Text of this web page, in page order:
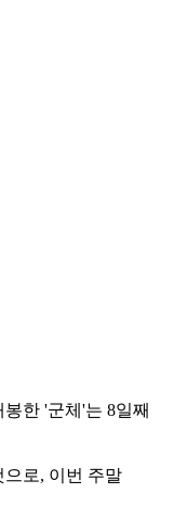
한 '군체'는 8일째
으로, 이번 주말